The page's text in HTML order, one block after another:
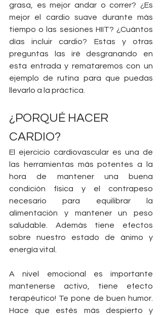
grasa, es mejor andar o correr? ¿Es
mejor el cardio suave durante más
tiempo o las sesiones HIIT? ¿Cuántos
días incluir cardio? Estas y otras
preguntas las iré desgranando en
esta entrada y remataremos con un
ejemplo de rutina para que puedas
llevarlo a la práctica.
¿PORQUÉ HACER
CARDIO?
El ejercicio cardiovascular es una de
las herramientas más potentes a la
hora de mantener una buena
condición física y el contrapeso
necesario para equilibrar la
alimentación y mantener un peso
saludable. Además tiene efectos
sobre nuestro estado de ánimo y
energía vital.
A nivel emocional es importante
mantenerse activo, tiene efecto
terapéutico! Te pone de buen humor.
Hace que estés más despierto y